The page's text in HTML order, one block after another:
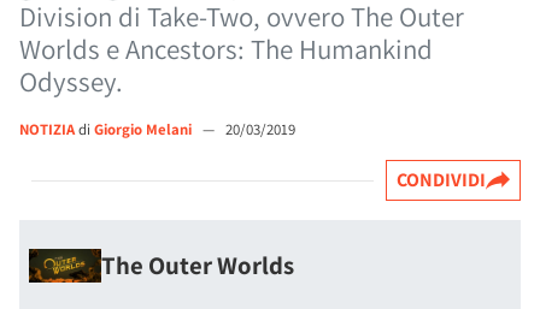
Division di Take-Two, ovvero The Outer
Worlds e Ancestors: The Humankind
Odyssey.
NOTIZIAdi Giorgio Melani — 20/03/2019
CONDIVIDI
The Outer Worlds